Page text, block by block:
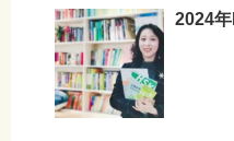
2024